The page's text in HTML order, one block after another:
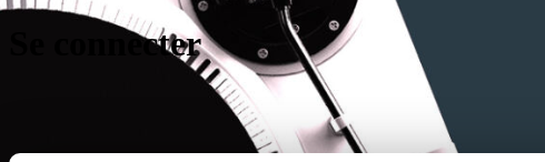
Se connecter